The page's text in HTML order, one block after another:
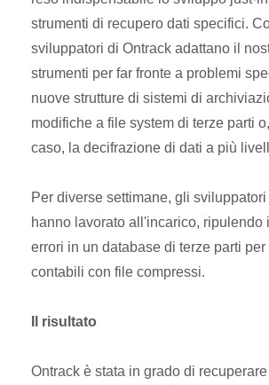
strumenti di recupero dati specifici.
sviluppatori di Ontrack adattano il
strumenti per far fronte a problemi
nuove strutture di sistemi di
modifiche a file system di terze parti
caso, la decifrazione di dati a più
Per diverse settimane, gli
hanno lavorato all'incarico, ripulendo
errori in un database di terze parti per
contabili con file compressi.
Il risultato
Ontrack è stata in grado di